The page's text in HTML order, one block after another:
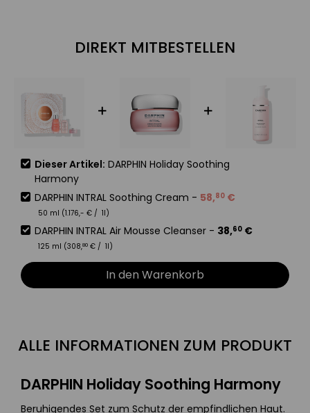
DIREKT MITBESTELLEN
Dieser Artikel: DARPHIN Holiday Soothing
Harmony
DARPHIN INTRAL Soothing Cream - 58,80 €
50 ml (1.176,- € / 1l)
DARPHIN INTRAL Air Mousse Cleanser - 38,60 €
125 ml (308,80 € / 1l)
In den Warenkorb
ALLE INFORMATIONEN ZUM PRODUKT
DARPHIN Holiday Soothing Harmony
Beruhigendes Set zum Schutz der empfindlichen Haut.